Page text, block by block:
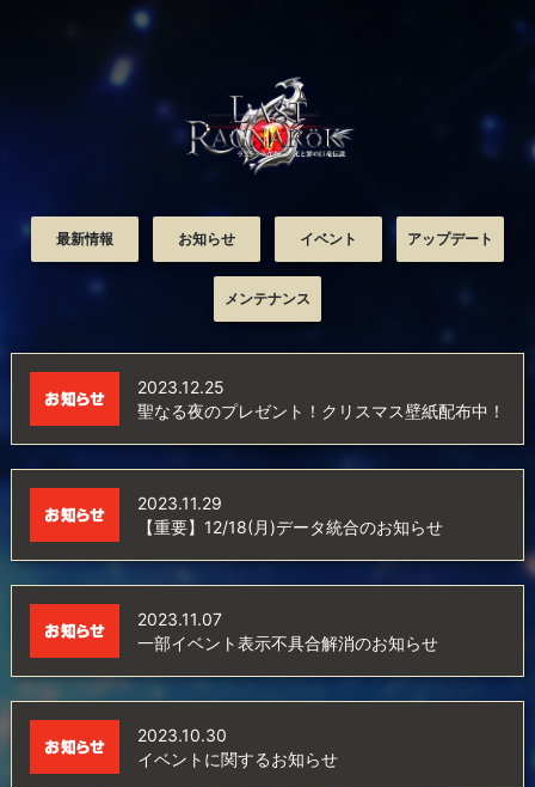
最新情報 お知らせ イベント アップデート
メンテナンス
2023.12.25
聖なる夜のプレゼント！クリスマス壁紙配布中！
2023.11.29
【重要】12/18(月)データ統合のお知らせ
2023.11.07
一部イベント表示不具合解消のお知らせ
2023.10.30
イベントに関するお知らせ